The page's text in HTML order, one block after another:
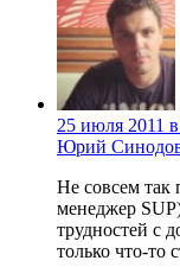
25 июля 2011
Юрий
Не совсем так
менеджер
трудностей с
только что-то